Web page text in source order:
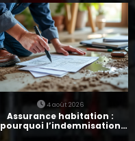
4 août 2026
Assurance habitation :
pourquoi l’indemnisation
prend parfois 7 mois